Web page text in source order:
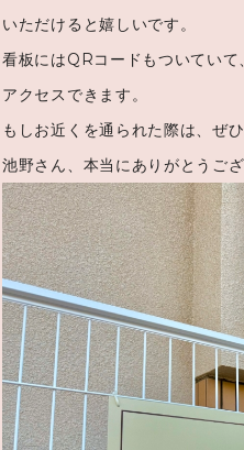
いただけると嬉しいです。
看板にはQRコードもついてい
アクセスできます。
もしお近くを通られた際は、ぜ
池野さん、本当にありがとうござ